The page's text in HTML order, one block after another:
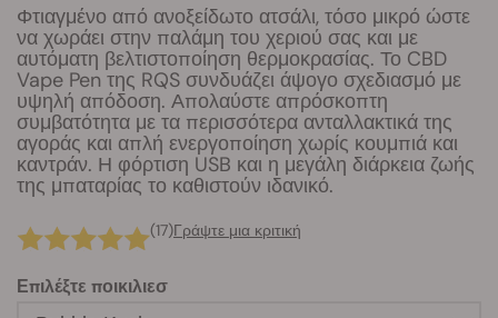
Φτιαγμένο από ανοξείδωτο ατσάλι, τόσο μικρό ώστε
να χωράει στην παλάμη του χεριού σας και με
αυτόματη βελτιστοποίηση θερμοκρασίας. Το CBD
Vape Pen της RQS συνδυάζει άψογο σχεδιασμό με
υψηλή απόδοση. Απολαύστε απρόσκοπτη
συμβατότητα με τα περισσότερα ανταλλακτικά της
αγοράς και απλή ενεργοποίηση χωρίς κουμπιά και
καντράν. Η φόρτιση USB και η μεγάλη διάρκεια ζωής
της μπαταρίας το καθιστούν ιδανικό.
(17)Γράψτε μια κριτική
Επιλέξτε ποικιλιεσ